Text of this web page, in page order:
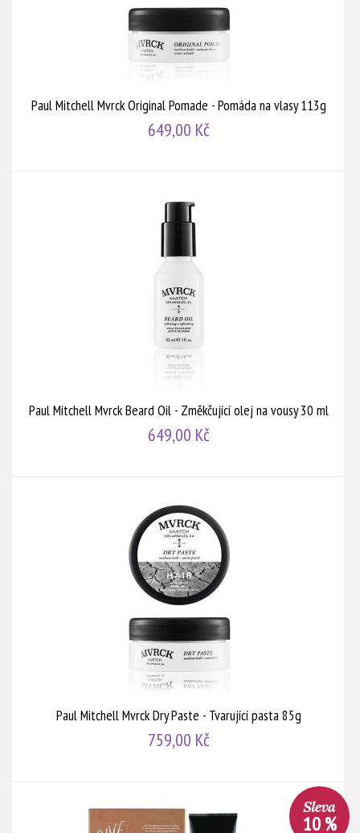
Paul Mitchell Mvrck Original Pomade - Pomáda na vlasy 113g
649,00 Kč
Paul Mitchell Mvrck Beard Oil - Změkčující olej na vousy 30 ml
649,00 Kč
Paul Mitchell Mvrck Dry Paste - Tvarující pasta 85g
759,00 Kč
10 %